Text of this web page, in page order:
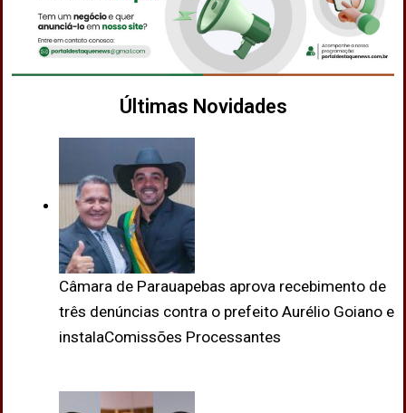
Últimas Novidades
Câmara de Parauapebas aprova recebimento de
três denúncias contra o prefeito Aurélio Goiano e
instalaComissões Processantes